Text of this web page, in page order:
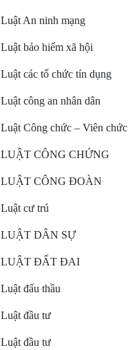
Luật An ninh mạng
Luật bảo hiểm xã hội
Luật các tổ chức tín dụng
Luật công an nhân dân
Luật Công chức – Viên chức
LUẬT CÔNG CHỨNG
LUẬT CÔNG ĐOÀN
Luật cư trú
LUẬT DÂN SỰ
LUẬT ĐẤT ĐAI
Luật đấu thầu
Luật đầu tư
Luật đầu tư